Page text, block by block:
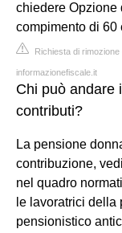
chiedere Opzione
compimento di 60
Richiesta di rimozione
informazionefiscale.it
Chi può andare
contributi?
La pensione
contribuzione,
nel quadro
le lavoratrici
pensionistico